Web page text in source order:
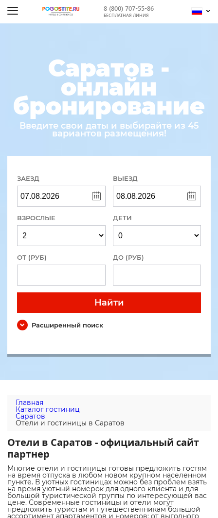
8 (800) 707-55-86
БЕСПЛАТНАЯ ЛИНИЯ
Саратов -
онлайн
бронирование
Введите свои даты и выбирайте из 45
вариантов размещения!
ЗАЕЗД ВЫЕЗД
ВЗРОСЛЫЕ ДЕТИ
ОТ (РУБ) ДО (РУБ)
Найти
Расширенный поиск
Главная
Каталог гостиниц
Саратов
Отели и гостиницы в Саратов
Отели в Саратов - официальный сайт
партнер
Многие отели и гостиницы готовы предложить гостям
на время отпуска в любом новом крупном населенном
пункте. В уютных гостиницах можно без проблем взять
на время уютный номерок для одного клиента и для
большой туристической группы по интересующей вас
цене. Современные гостиницы и отели могут
предложить туристам и путешественникам большой
ассортимент апартаментов и номеров: от выгодного